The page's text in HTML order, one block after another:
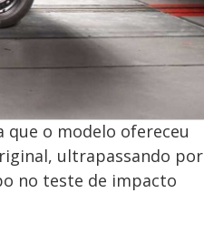
o modelo ofereceu
ultrapassando por
no teste de impacto